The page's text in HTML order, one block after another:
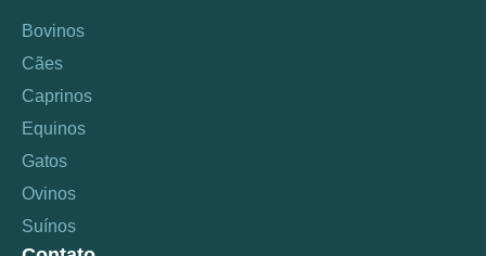
Bovinos
Cães
Caprinos
Equinos
Gatos
Ovinos
Suínos